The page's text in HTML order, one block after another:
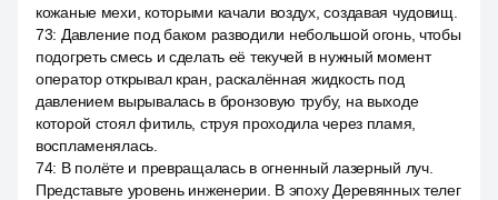
кожаные мехи, которыми качали воздух, создавая чудовищ.
73: Давление под баком разводили небольшой огонь, чтобы
подогреть смесь и сделать её текучей в нужный момент
оператор открывал кран, раскалённая жидкость под
давлением вырывалась в бронзовую трубу, на выходе
которой стоял фитиль, струя проходила через пламя,
воспламенялась.
74: В полёте и превращалась в огненный лазерный луч.
Представьте уровень инженерии. В эпоху Деревянных телег